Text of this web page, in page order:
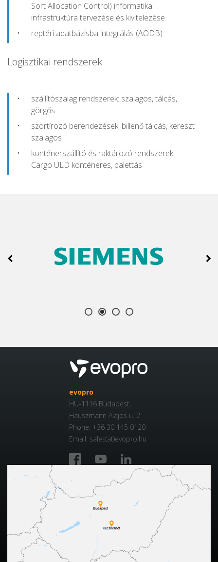
Sort Allocation Control) informatikai
infrastruktúra tervezése és kivitelezése
reptéri adatbázisba integrálás (AODB)
Logisztikai rendszerek
szállítószalag rendszerek: szalagos, tálcás,
görgős
szortírozó berendezések: billenő tálcás, kereszt
szalagos
konténerszállító és raktározó rendszerek:
Cargo ULD konténeres, palettás
evopro
HU-1116 Budapest,
Hauszmann Alajos u. 2.
Phone: +36 30 145 0120
Email: sales(at)evopro.hu